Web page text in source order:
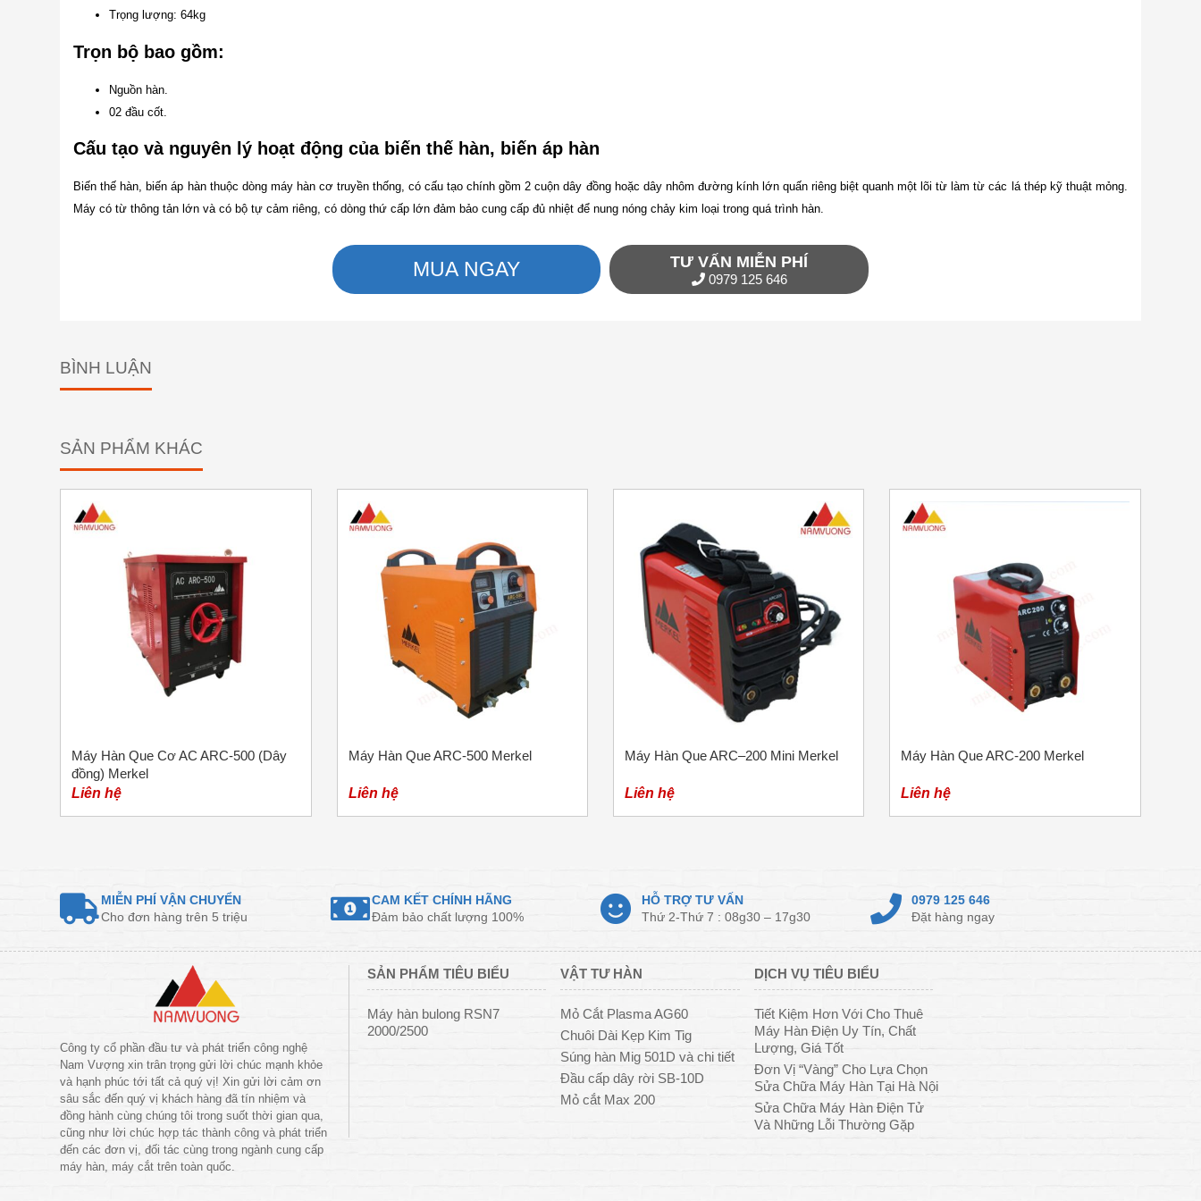
Trọng lượng: 64kg
Trọn bộ bao gồm:
Nguồn hàn.
02 đầu cốt.
Cấu tạo và nguyên lý hoạt động của biến thế hàn, biến áp hàn
Biến thế hàn, biến áp hàn thuộc dòng máy hàn cơ truyền thống, có cấu tạo chính gồm 2 cuộn dây đồng hoặc dây nhôm đường kính lớn quấn riêng biệt quanh một lõi từ làm từ các lá thép kỹ thuật mỏng.
Máy có từ thông tản lớn và có bộ tự cảm riêng, có dòng thứ cấp lớn đảm bảo cung cấp đủ nhiệt để nung nóng chảy kim loại trong quá trình hàn.
MUA NGAY TƯ VẤN MIỄN PHÍ
0979 125 646
BÌNH LUẬN
SẢN PHẨM KHÁC
Máy Hàn Que Cơ AC ARC-500 (Dây
đồng) Merkel
Liên hệ
Máy Hàn Que ARC-500 Merkel
Liên hệ
Máy Hàn Que ARC–200 Mini Merkel
Liên hệ
Máy Hàn Que ARC-200 Merkel
Liên hệ
MIỄN PHÍ VẬN CHUYỂN
Cho đơn hàng trên 5 triệu
CAM KẾT CHÍNH HÃNG
Đảm bảo chất lượng 100%
HỖ TRỢ TƯ VẤN
Thứ 2-Thứ 7 : 08g30 – 17g30
0979 125 646
Đặt hàng ngay
Công ty cổ phần đầu tư và phát triển công nghệ
Nam Vượng xin trân trọng gửi lời chúc mạnh khỏe
và hạnh phúc tới tất cả quý vị! Xin gửi lời cảm ơn
sâu sắc đến quý vị khách hàng đã tín nhiệm và
đồng hành cùng chúng tôi trong suốt thời gian qua,
cũng như lời chúc hợp tác thành công và phát triển
đến các đơn vị, đối tác cùng trong ngành cung cấp
máy hàn, máy cắt trên toàn quốc.
SẢN PHẨM TIÊU BIỂU
Máy hàn bulong RSN7
2000/2500
VẬT TƯ HÀN
Mỏ Cắt Plasma AG60
Chuôi Dài Kẹp Kim Tig
Súng hàn Mig 501D và chi tiết
Đầu cấp dây rời SB-10D
Mỏ cắt Max 200
DỊCH VỤ TIÊU BIỂU
Tiết Kiệm Hơn Với Cho Thuê
Máy Hàn Điện Uy Tín, Chất
Lượng, Giá Tốt
Đơn Vị “Vàng” Cho Lựa Chọn
Sửa Chữa Máy Hàn Tại Hà Nội
Sửa Chữa Máy Hàn Điện Tử
Và Những Lỗi Thường Gặp